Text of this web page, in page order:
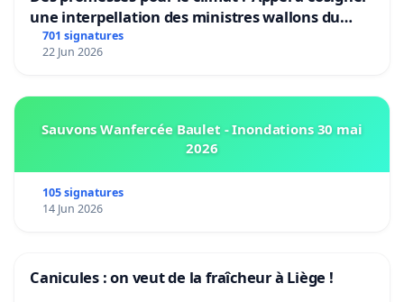
une interpellation des ministres wallons du
climat et de l’environnement.
701 signatures
22 Jun 2026
Sauvons Wanfercée Baulet - Inondations 30 mai
2026
105 signatures
14 Jun 2026
Canicules : on veut de la fraîcheur à Liège !